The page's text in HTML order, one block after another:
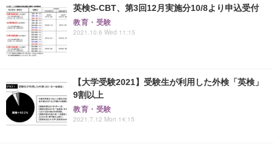
英検S-CBT、第3回12月実施分10/8より申込受付
教育・受験
2021.10.6 Wed 11:15
【大学受験2021】受験生が利用した外検「英検」
9割以上
教育・受験
2021.7.12 Mon 14:15